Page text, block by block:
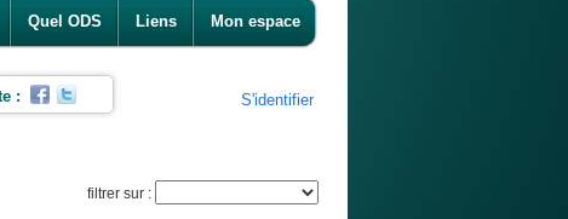
Quel ODS Liens Mon espace
: S'identifier
filtrer sur :